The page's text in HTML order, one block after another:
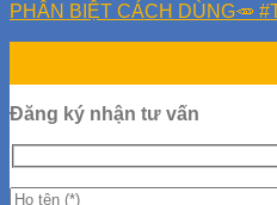
PHÂN BIỆT CÁCH DÙNG🥕
Đăng ký nhận tư vấn